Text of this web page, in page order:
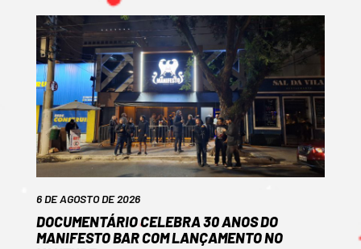
6 DE AGOSTO DE 2026
DOCUMENTÁRIO CELEBRA 30 ANOS DO
MANIFESTO BAR COM LANÇAMENTO NO